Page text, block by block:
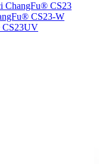
ChangFu® CS23
CS23-W
CS23UV